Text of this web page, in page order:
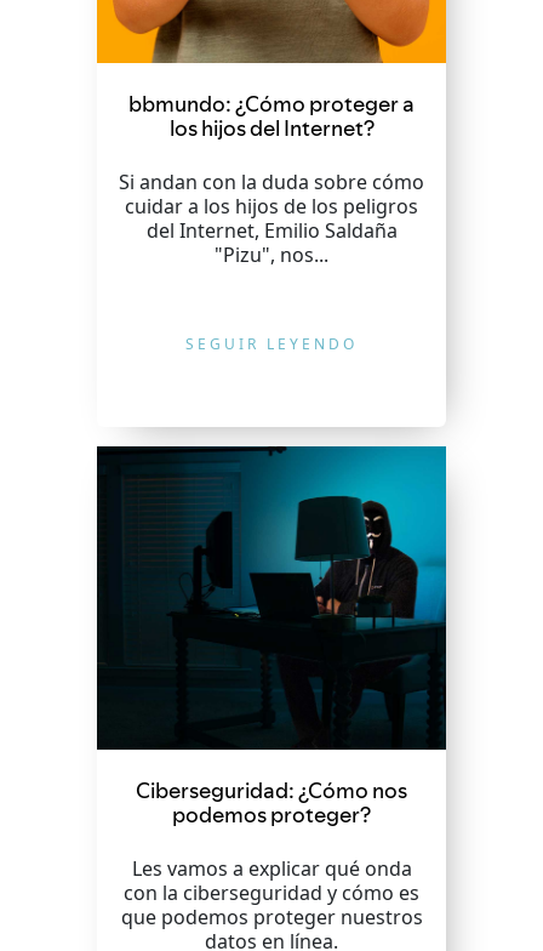
bbmundo: ¿Cómo proteger a
los hijos del Internet?
Si andan con la duda sobre cómo
cuidar a los hijos de los peligros
del Internet, Emilio Saldaña
"Pizu", nos...
SEGUIR LEYENDO
Ciberseguridad: ¿Cómo nos
podemos proteger?
Les vamos a explicar qué onda
con la ciberseguridad y cómo es
que podemos proteger nuestros
datos en línea.